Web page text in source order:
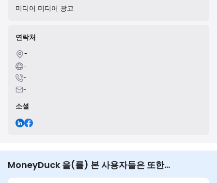
미디어 미디어 광고
연락처
-
-
-
-
소셜
MoneyDuck 을(를) 본 사용자들은 또한…